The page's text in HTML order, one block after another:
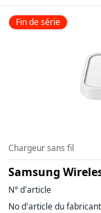
Fin de série
Chargeur sans fil
Samsung
N° d'article
No d'article du fabricant